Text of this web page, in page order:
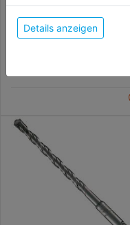
Glasbohrer HM
der Verwendung
anzeigen" findest
unterschiedlichen
Konfigurieren"
du zulassen
Weitere
Details anzeigen